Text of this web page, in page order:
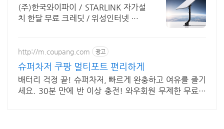
춤 상담 및 견적
(주)한국와이파이 / STARLINK 자가설
치 한달 무료 크레딧 / 위성인터넷 와이
http://m.coupang.com 광고
슈퍼차저 쿠팡 멀티포트 편리하게
배터리 걱정 끝! 슈퍼차저, 빠르게 완충하고 여유를 즐기
세요. 30분 만에 반 이상 충전! 와우회원 무제한 무료배